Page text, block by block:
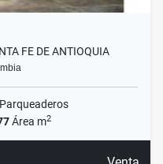
FE DE ANTIOQUIA
Parqueaderos
Área m2